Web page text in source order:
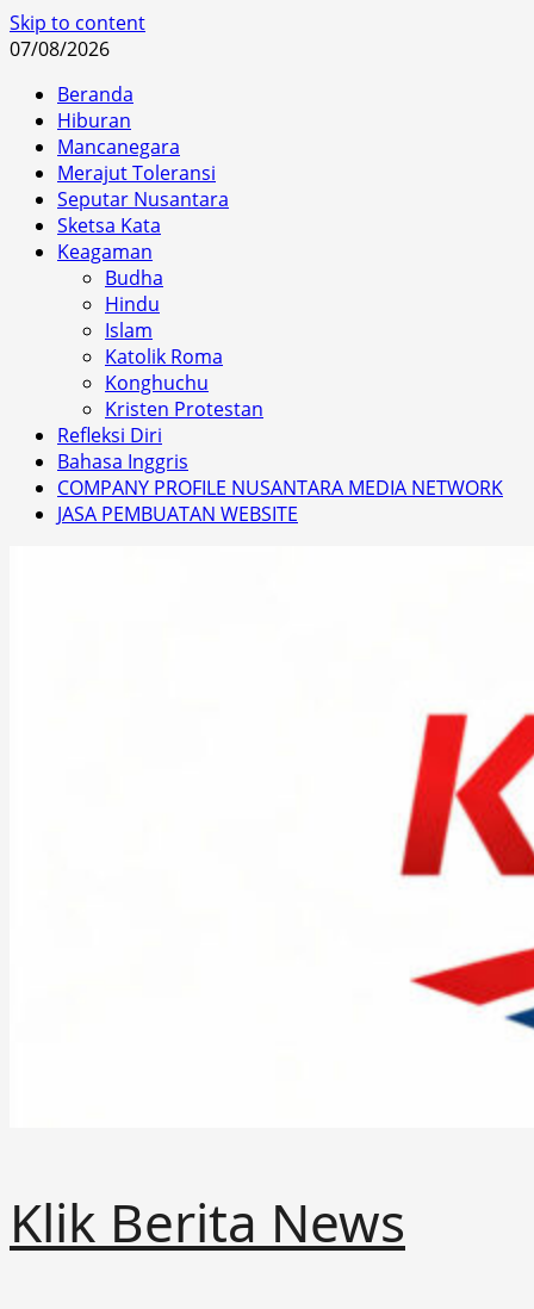
Skip to content
07/08/2026
Beranda
Hiburan
Mancanegara
Merajut Toleransi
Seputar Nusantara
Sketsa Kata
Keagaman
Budha
Hindu
Islam
Katolik Roma
Konghuchu
Kristen Protestan
Refleksi Diri
Bahasa Inggris
COMPANY PROFILE NUSANTARA MEDIA NETWORK
JASA PEMBUATAN WEBSITE
Klik Berita News